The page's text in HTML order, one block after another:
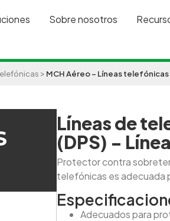
Sobre nosotros
> MCH Aéreo – Líneas telefónicas
Líneas de
(DPS) -
Protector contra
telefónicas es adecuada
Adecuados para